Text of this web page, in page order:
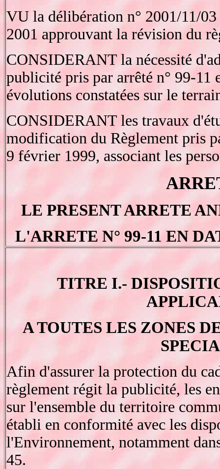
VU la délibération n° 2001/11/
2001 approuvant la révision du
CONSIDERANT la nécessité
publicité pris par arrêté n° 99-11
évolutions constatées sur le
CONSIDERANT les travaux
modification du Règlement pris
9 février 1999, associant les
LE PRESENT ARRETE
L'ARRETE N° 99-11 EN
TITRE I.-
A TOUTES LES ZONES
Afin d'assurer la protection du
règlement régit la publicité, les
sur l'ensemble du territoire
établi en conformité avec les
l'Environnement, notamment
45.